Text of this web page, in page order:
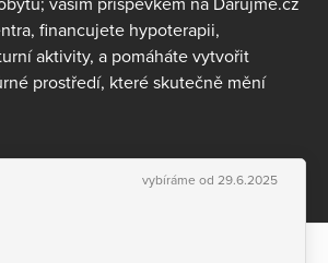
financujete hypoterapii,
aktivity, a pomáháte vytvořit
prostředí, které skutečně mění
vybíráme od 29.6.2025